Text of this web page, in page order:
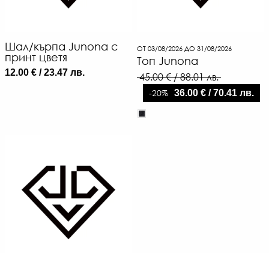
Шал/кърпа Junona с
принт цветя
12.00 € / 23.47 лв.
ОТ 03/08/2026 ДО 31/08/2026
Топ Junona
45.00 € / 88.01 лв.
-20% 36.00 € / 70.41 лв.